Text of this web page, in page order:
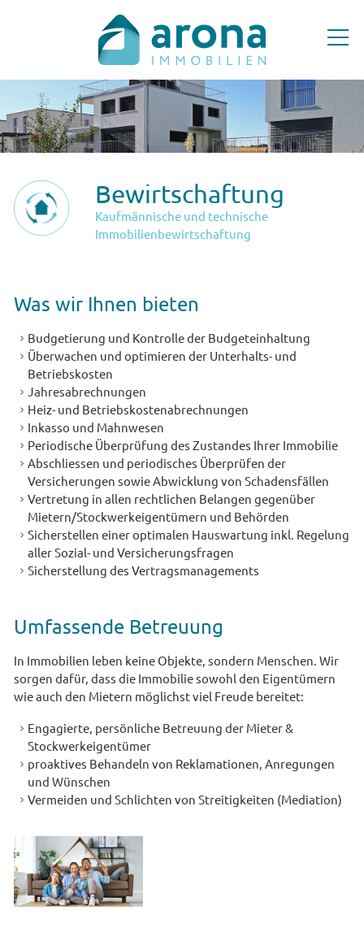
ANGEBOTE
BEWIRTSCHAFTUNG
VERKAUF
UNTERNEHMEN
NEWS & TIPPS
IMMOTALK
KONTAKT
DATENSCHUTZ
Bewirtschaftung
Kaufmännische und technische
Immobilienbewirtschaftung
Was wir Ihnen bieten
Budgetierung und Kontrolle der Budgeteinhaltung
Überwachen und optimieren der Unterhalts- und
Betriebskosten
Jahresabrechnungen
Heiz- und Betriebskostenabrechnungen
Inkasso und Mahnwesen
Periodische Überprüfung des Zustandes Ihrer Immobilie
Abschliessen und periodisches Überprüfen der
Versicherungen sowie Abwicklung von Schadensfällen
Vertretung in allen rechtlichen Belangen gegenüber
Mietern/Stockwerkeigentümern und Behörden
Sicherstellen einer optimalen Hauswartung inkl. Regelung
aller Sozial- und Versicherungsfragen
Sicherstellung des Vertragsmanagements
Umfassende Betreuung
In Immobilien leben keine Objekte, sondern Menschen. Wir
sorgen dafür, dass die Immobilie sowohl den Eigentümern
wie auch den Mietern möglichst viel Freude bereitet:
Engagierte, persönliche Betreuung der Mieter &
Stockwerkeigentümer
proaktives Behandeln von Reklamationen, Anregungen
und Wünschen
Vermeiden und Schlichten von Streitigkeiten (Mediation)